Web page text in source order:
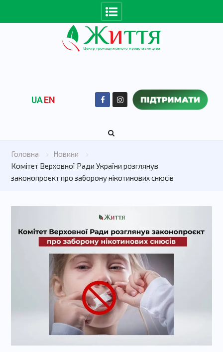
UAEN
Головна
Новини
Комітет Верховної Ради України розглянув
законопроєкт про заборону нікотинових снюсів